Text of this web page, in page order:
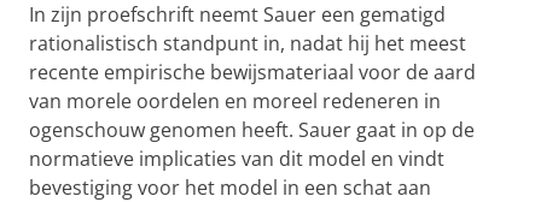
In zijn proefschrift neemt Sauer een gematigd
rationalistisch standpunt in, nadat hij het meest
recente empirische bewijsmateriaal voor de aard
van morele oordelen en moreel redeneren in
ogenschouw genomen heeft. Sauer gaat in op de
normatieve implicaties van dit model en vindt
bevestiging voor het model in een schat aan